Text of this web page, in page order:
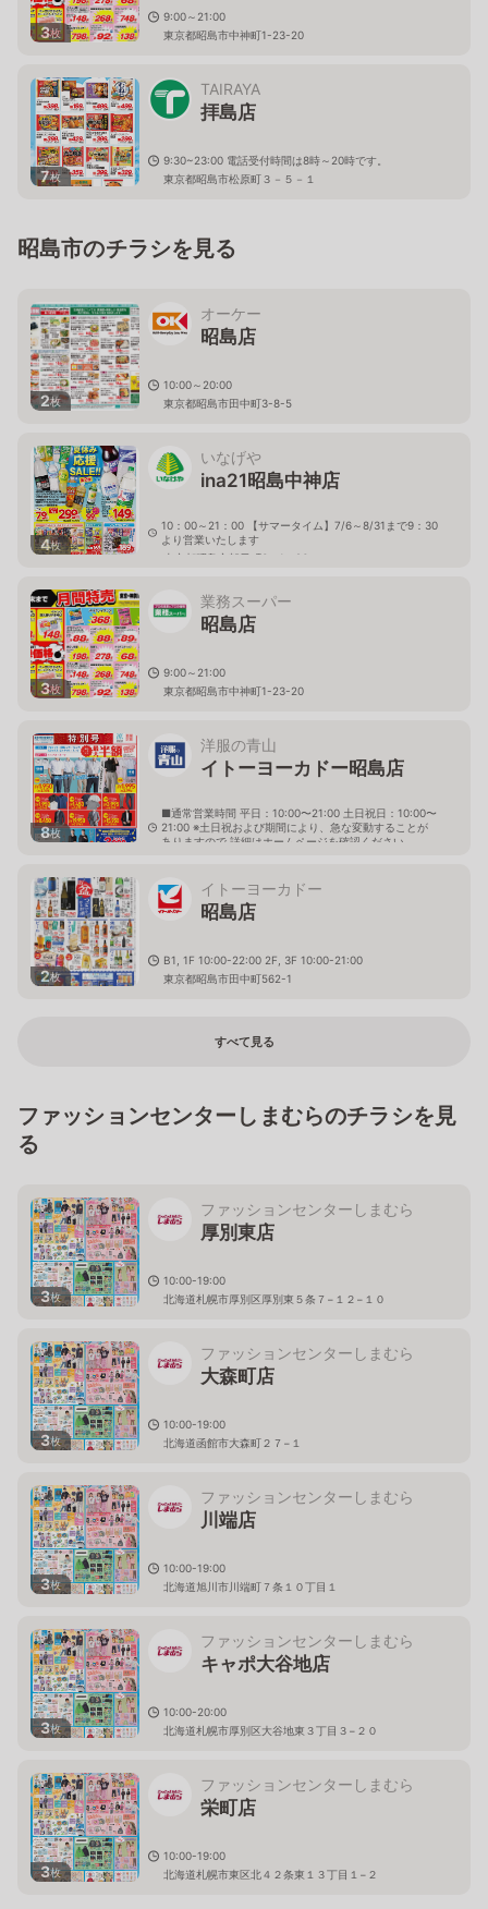
3枚
9:00～21:00
東京都昭島市中神町1-23-20
7枚
TAIRAYA
拝島店
9:30~23:00 電話受付時間は8時～20時です。
東京都昭島市松原町３－５－１
昭島市のチラシを見る
2枚
オーケー
昭島店
10:00～20:00
東京都昭島市田中町3-8-5
4枚
いなげや
ina21昭島中神店
10：00～21：00 【サマータイム】7/6～8/31まで9：30
より営業いたします
東京都昭島市朝日町3－1－26
3枚
業務スーパー
昭島店
9:00～21:00
東京都昭島市中神町1-23-20
8枚
洋服の青山
イトーヨーカドー昭島店
■通常営業時間 平日：10:00〜21:00 土日祝日：10:00〜
21:00 ※土日祝および期間により、急な変動することが
ありますので 詳細はホームページを確認ください
2枚
イトーヨーカドー
昭島店
B1, 1F 10:00-22:00 2F, 3F 10:00-21:00
東京都昭島市田中町562-1
すべて見る
ファッションセンターしまむらのチラシを見
る
3枚
ファッションセンターしまむら
厚別東店
10:00-19:00
北海道札幌市厚別区厚別東５条７−１２−１０
3枚
ファッションセンターしまむら
大森町店
10:00-19:00
北海道函館市大森町２７−１
3枚
ファッションセンターしまむら
川端店
10:00-19:00
北海道旭川市川端町７条１０丁目１
3枚
ファッションセンターしまむら
キャポ大谷地店
10:00-20:00
北海道札幌市厚別区大谷地東３丁目３−２０
3枚
ファッションセンターしまむら
栄町店
10:00-19:00
北海道札幌市東区北４２条東１３丁目１−２